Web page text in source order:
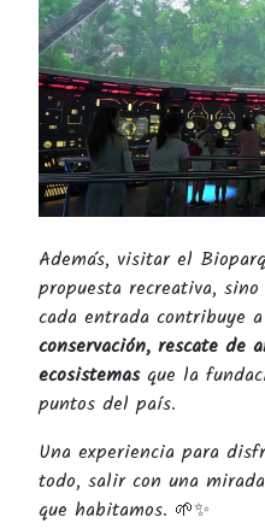
Además, visitar el
propuesta recreativa,
cada entrada contribuye
conservación, rescate de
ecosistemasque la
puntos del país.
Una experiencia para
todo, salir con una
que habitamos. 🌱✨